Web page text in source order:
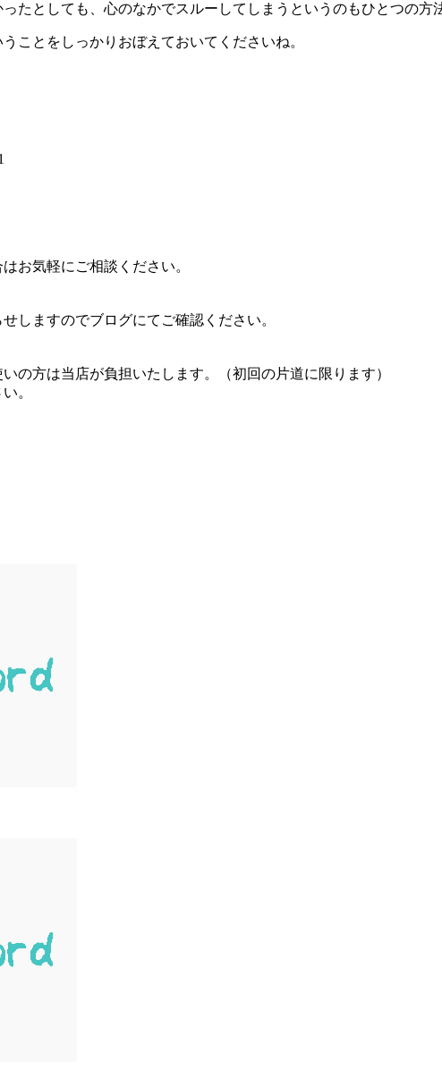
たとしても、心のなかでスルーしてしまうというのもひとつの方
ことをしっかりおぼえておいてくださいね。
お気軽にご相談ください。
しますのでブログにてご確認ください。
の方は当店が負担いたします。（初回の片道に限ります）
。